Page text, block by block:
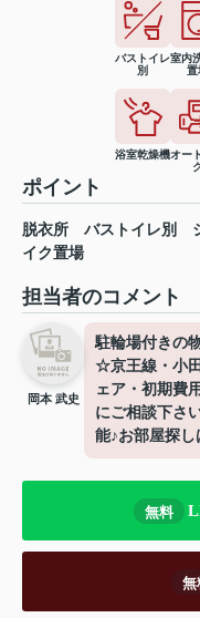
バストイレ
別
室内
置
浴室乾燥機オー
ポイント
脱衣所 バストイレ別
イク置場
担当者のコメント
岡本 武史
駐輪場付きの
☆京王線・小
ェア・初期費
にご相談下さ
能♪お部屋探
無料
無